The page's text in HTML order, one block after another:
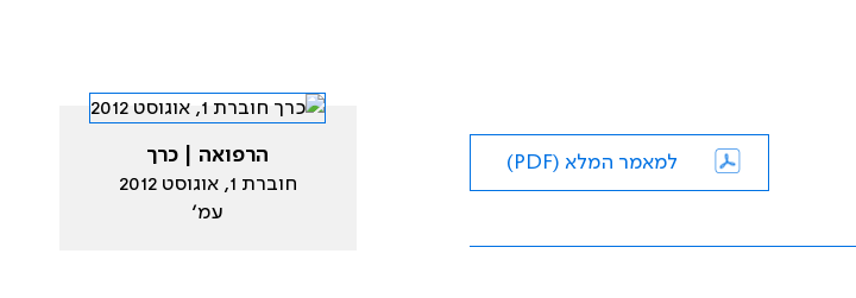
למאמר המלא (PDF)
הרפואה | כרך
חוברת 1, אוגוסט 2012
עמ׳